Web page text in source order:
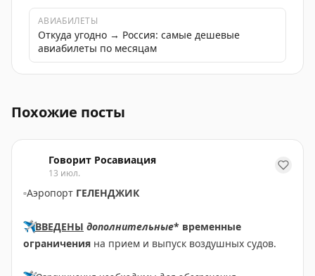
АВИАБИЛЕТЫ
Откуда угодно → Россия: самые дешевые
авиабилеты по месяцам
Похожие посты
Говорит Росавиация
13 июл.
▫️Аэропорт ГЕЛЕНДЖИК
✈️ВВЕДЕНЫ дополнительные* временные
ограничения на прием и выпуск воздушных судов.